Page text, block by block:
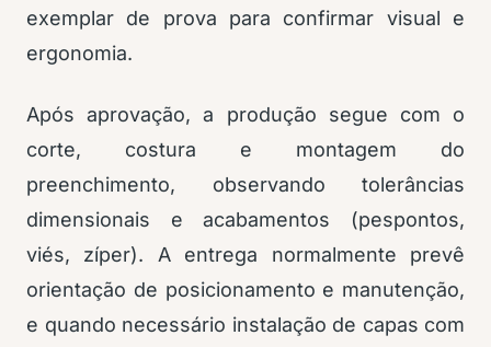
exemplar de prova para confirmar visual e
ergonomia.
Após aprovação, a produção segue com o
corte, costura e montagem do
preenchimento, observando tolerâncias
dimensionais e acabamentos (pespontos,
viés, zíper). A entrega normalmente prevê
orientação de posicionamento e manutenção,
e quando necessário instalação de capas com